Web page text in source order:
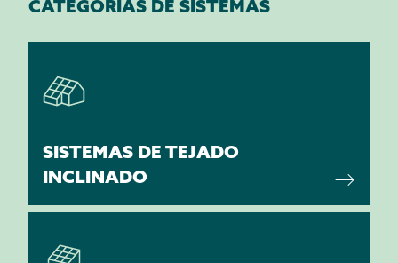
CATEGORÍAS DE SISTEMAS
SISTEMAS DE TEJADO
INCLINADO